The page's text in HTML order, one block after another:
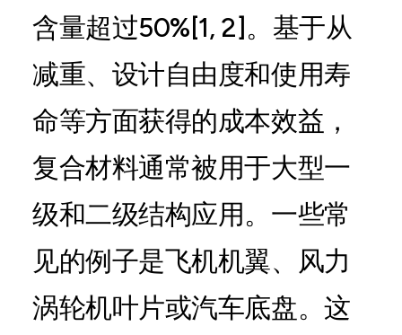
含量超过50%[1, 2]。基于从
减重、设计自由度和使用寿
命等方面获得的成本效益，
复合材料通常被用于大型一
级和二级结构应用。一些常
见的例子是飞机机翼、风力
涡轮机叶片或汽车底盘。这